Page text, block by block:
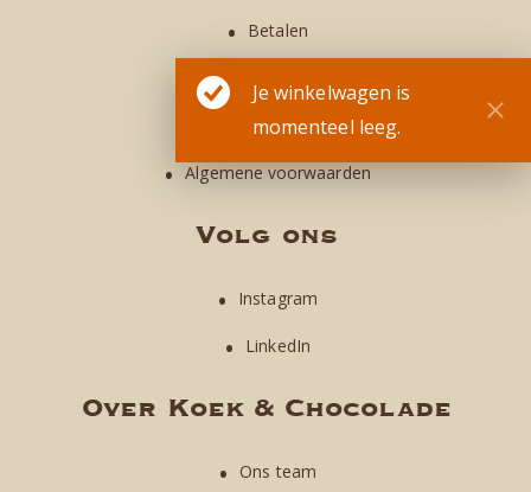
Je winkelwagen is
momenteel leeg.
Betalen
Klantenservice
Privacy
Algemene voorwaarden
Volg ons
Instagram
LinkedIn
Over Koek & Chocolade
Ons team